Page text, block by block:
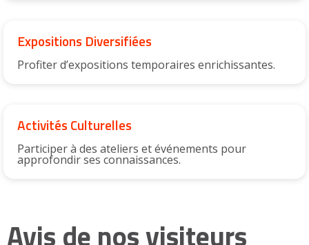
Expositions Diversifiées
Profiter d’expositions temporaires enrichissantes.
Activités Culturelles
Participer à des ateliers et événements pour
approfondir ses connaissances.
Avis de nos visiteurs